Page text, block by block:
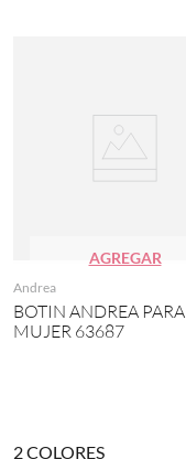
AGREGAR
Andrea
BOTIN ANDREA PARA
MUJER 63687
2COLORES